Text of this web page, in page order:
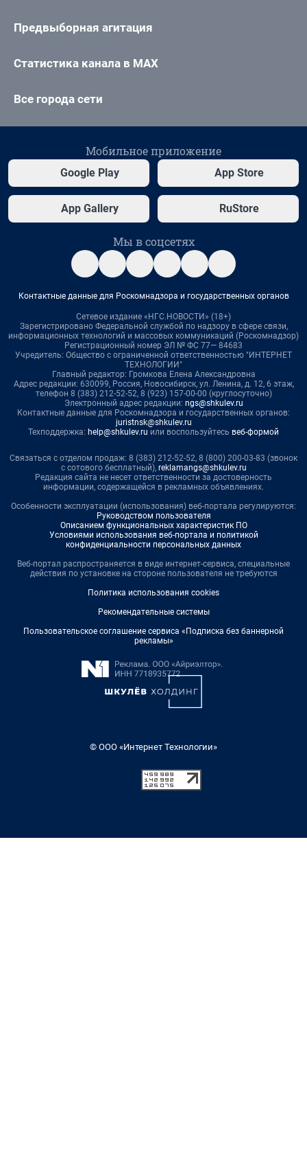
Предвыборная агитация
Статистика канала в MAX
Все города сети
Мобильное приложение
Google Play App Store
App Gallery RuStore
Мы в соцсетях
Контактные данные для Роскомнадзора и государственных органов
Сетевое издание «НГС.НОВОСТИ» (18+)
Зарегистрировано Федеральной службой по надзору в сфере связи,
информационных технологий и массовых коммуникаций (Роскомнадзор)
Регистрационный номер ЭЛ № ФС 77— 84683
Учредитель: Общество с ограниченной ответственностью "ИНТЕРНЕТ
ТЕХНОЛОГИИ"
Главный редактор: Громкова Елена Александровна
Адрес редакции: 630099, Россия, Новосибирск, ул. Ленина, д. 12, 6 этаж,
телефон 8 (383) 212-52-52, 8 (923) 157-00-00 (круглосуточно)
Электронный адрес редакции: ngs@shkulev.ru
Контактные данные для Роскомнадзора и государственных органов:
juristnsk@shkulev.ru
Техподдержка: help@shkulev.ru или воспользуйтесь веб-формой
Связаться с отделом продаж: 8 (383) 212-52-52, 8 (800) 200-03-83 (звонок
с сотового бесплатный), reklamangs@shkulev.ru
Редакция сайта не несет ответственности за достоверность
информации, содержащейся в рекламных объявлениях.
Особенности эксплуатации (использования) веб-портала регулируются:
Руководством пользователя
Описанием функциональных характеристик ПО
Условиями использования веб-портала и политикой
конфиденциальности персональных данных
Веб-портал распространяется в виде интернет-сервиса, специальные
действия по установке на стороне пользователя не требуются
Политика использования cookies
Рекомендательные системы
Пользовательское соглашение сервиса «Подписка без баннерной
рекламы»
© ООО «Интернет Технологии»